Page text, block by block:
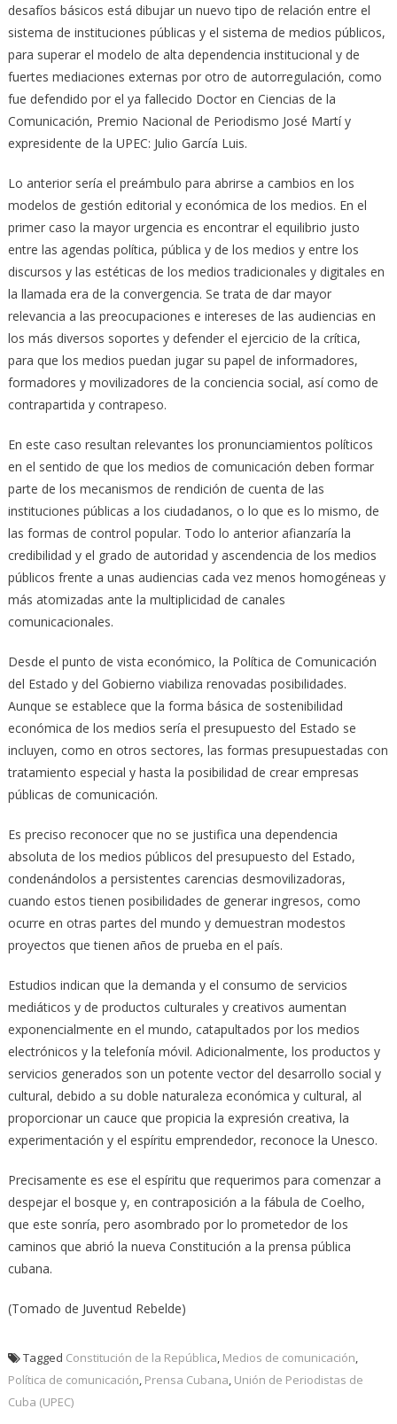
desafíos básicos está dibujar un nuevo tipo de relación entre el
sistema de instituciones públicas y el sistema de medios públicos,
para superar el modelo de alta dependencia institucional y de
fuertes mediaciones externas por otro de autorregulación, como
fue defendido por el ya fallecido Doctor en Ciencias de la
Comunicación, Premio Nacional de Periodismo José Martí y
expresidente de la UPEC: Julio García Luis.
Lo anterior sería el preámbulo para abrirse a cambios en los
modelos de gestión editorial y económica de los medios. En el
primer caso la mayor urgencia es encontrar el equilibrio justo
entre las agendas política, pública y de los medios y entre los
discursos y las estéticas de los medios tradicionales y digitales en
la llamada era de la convergencia. Se trata de dar mayor
relevancia a las preocupaciones e intereses de las audiencias en
los más diversos soportes y defender el ejercicio de la crítica,
para que los medios puedan jugar su papel de informadores,
formadores y movilizadores de la conciencia social, así como de
contrapartida y contrapeso.
En este caso resultan relevantes los pronunciamientos políticos
en el sentido de que los medios de comunicación deben formar
parte de los mecanismos de rendición de cuenta de las
instituciones públicas a los ciudadanos, o lo que es lo mismo, de
las formas de control popular. Todo lo anterior afianzaría la
credibilidad y el grado de autoridad y ascendencia de los medios
públicos frente a unas audiencias cada vez menos homogéneas y
más atomizadas ante la multiplicidad de canales
comunicacionales.
Desde el punto de vista económico, la Política de Comunicación
del Estado y del Gobierno viabiliza renovadas posibilidades.
Aunque se establece que la forma básica de sostenibilidad
económica de los medios sería el presupuesto del Estado se
incluyen, como en otros sectores, las formas presupuestadas con
tratamiento especial y hasta la posibilidad de crear empresas
públicas de comunicación.
Es preciso reconocer que no se justifica una dependencia
absoluta de los medios públicos del presupuesto del Estado,
condenándolos a persistentes carencias desmovilizadoras,
cuando estos tienen posibilidades de generar ingresos, como
ocurre en otras partes del mundo y demuestran modestos
proyectos que tienen años de prueba en el país.
Estudios indican que la demanda y el consumo de servicios
mediáticos y de productos culturales y creativos aumentan
exponencialmente en el mundo, catapultados por los medios
electrónicos y la telefonía móvil. Adicionalmente, los productos y
servicios generados son un potente vector del desarrollo social y
cultural, debido a su doble naturaleza económica y cultural, al
proporcionar un cauce que propicia la expresión creativa, la
experimentación y el espíritu emprendedor, reconoce la Unesco.
Precisamente es ese el espíritu que requerimos para comenzar a
despejar el bosque y, en contraposición a la fábula de Coelho,
que este sonría, pero asombrado por lo prometedor de los
caminos que abrió la nueva Constitución a la prensa pública
cubana.
(Tomado de Juventud Rebelde)
Tagged Constitución de la República, Medios de comunicación,
Política de comunicación, Prensa Cubana, Unión de Periodistas de
Cuba (UPEC)